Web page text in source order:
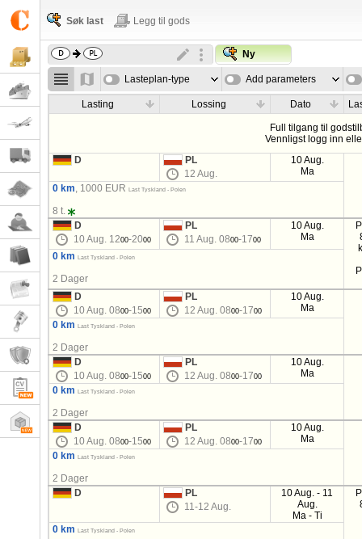
Søk last Legg til gods
Ny
Lasteplan-type Add parameters
Lasting Lossing Dato
Full tilgang til
Vennligst logg inn
D
PL
12 Aug.
10 Aug.
Ma
0 km, 1000 EUR Last Tyskland - Polen
8 t.
D
10 Aug. 1200-2000
PL
11 Aug. 0800-1700
10 Aug.
Ma
0 km Last Tyskland - Polen
2 Dager
D
10 Aug. 0800-1500
PL
12 Aug. 0800-1700
10 Aug.
Ma
0 km
Last Tyskland - Polen
2 Dager
D
10 Aug. 0800-1500
PL
12 Aug. 0800-1700
10 Aug.
Ma
0 km
Last Tyskland - Polen
2 Dager
D
10 Aug. 0800-1500
PL
12 Aug. 0800-1700
10 Aug.
Ma
0 km
Last Tyskland - Polen
2 Dager
D
PL
11-12 Aug.
10 Aug. - 11
Aug.
Ma - Ti
0 km Last Tyskland - Polen